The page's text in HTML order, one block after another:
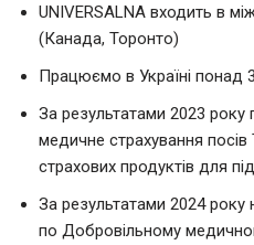
UNIVERSALNA входить в
(Канада, Торонто)
Працюємо в Україні понад
За результатами 2023 року
медичне страхування
страхових продуктів для
За результатами 2024
по Добровільному